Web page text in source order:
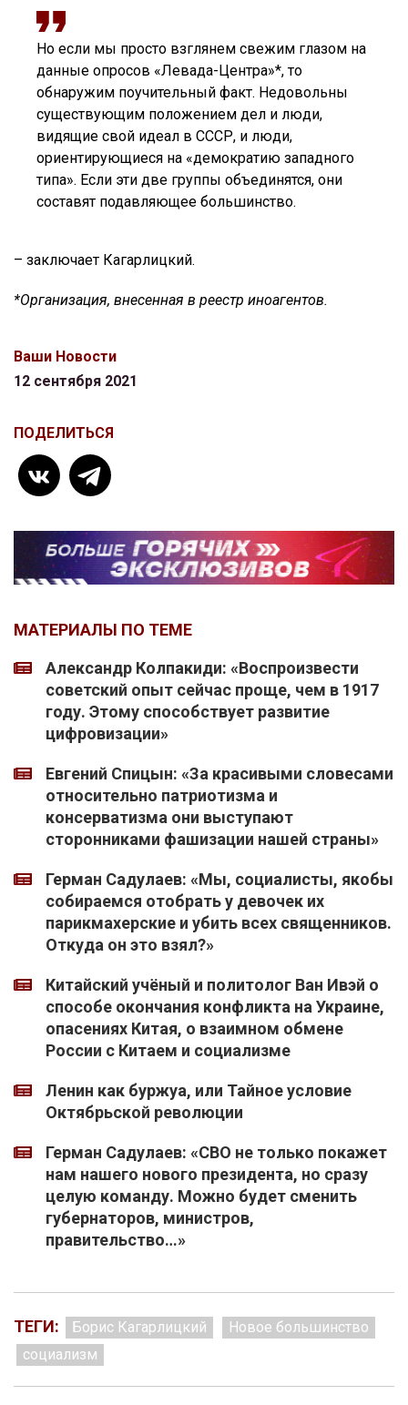
Но если мы просто взглянем свежим глазом на
данные опросов «Левада-Центра»*, то
обнаружим поучительный факт. Недовольны
существующим положением дел и люди,
видящие свой идеал в СССР, и люди,
ориентирующиеся на «демократию западного
типа». Если эти две группы объединятся, они
составят подавляющее большинство.
– заключает Кагарлицкий.
*Организация, внесенная в реестр иноагентов.
Ваши Новости
12 сентября 2021
ПОДЕЛИТЬСЯ
МАТЕРИАЛЫ ПО ТЕМЕ
Александр Колпакиди: «Воспроизвести
советский опыт сейчас проще, чем в 1917
году. Этому способствует развитие
цифровизации»
Евгений Спицын: «За красивыми словесами
относительно патриотизма и
консерватизма они выступают
сторонниками фашизации нашей страны»
Герман Садулаев: «Мы, социалисты, якобы
собираемся отобрать у девочек их
парикмахерские и убить всех священников.
Откуда он это взял?»
Китайский учёный и политолог Ван Ивэй о
способе окончания конфликта на Украине,
опасениях Китая, о взаимном обмене
России с Китаем и социализме
Ленин как буржуа, или Тайное условие
Октябрьской революции
Герман Садулаев: «СВО не только покажет
нам нашего нового президента, но сразу
целую команду. Можно будет сменить
губернаторов, министров,
правительство…»
ТЕГИ: Борис Кагарлицкий
Новое большинство
социализм